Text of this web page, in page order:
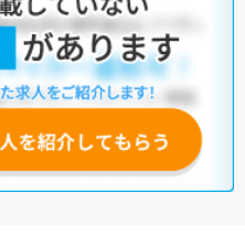
リハビリ(在宅医療)・
で、「こだわり条件」から検索
ださい。
くことも可能です。
ただくと、ご希望条件をヒアリン
人気の希望条件をピックアップし